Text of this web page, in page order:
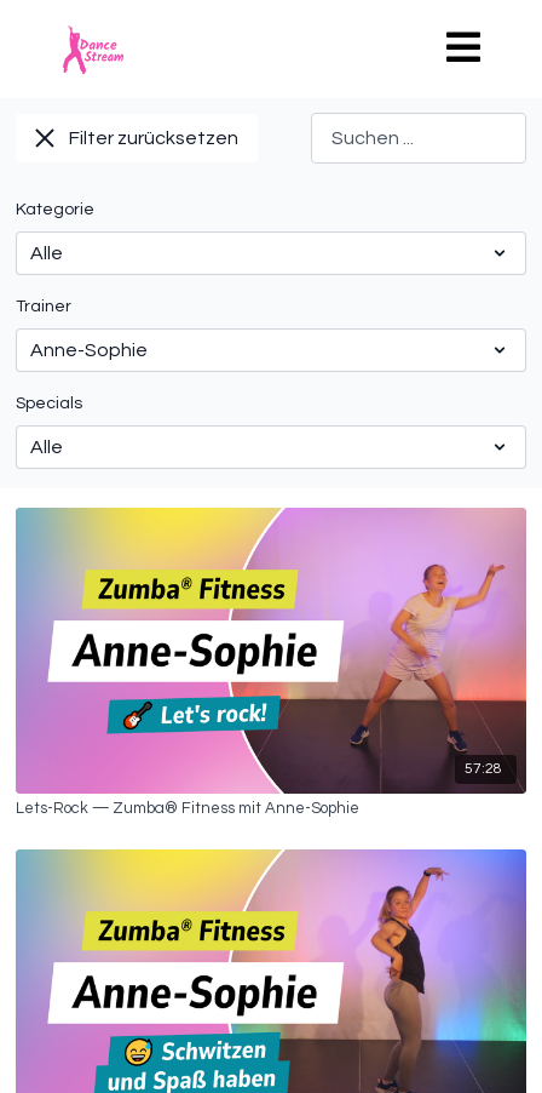
Filter zurücksetzen
Kategorie
Trainer
Specials
57:28
Lets-Rock — Zumba® Fitness mit Anne-Sophie